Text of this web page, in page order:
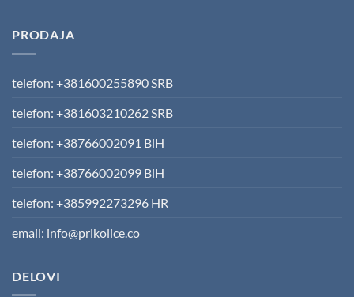
PRODAJA
telefon: +381600255890 SRB
telefon: +381603210262 SRB
telefon: +38766002091 BiH
telefon: +38766002099 BiH
telefon: +385992273296 HR
email: info@prikolice.co
DELOVI